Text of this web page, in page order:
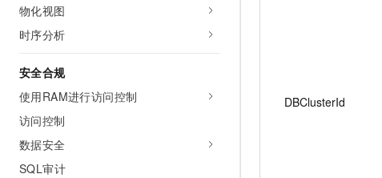
物化视图
时序分析
安全合规
使用RAM进行访问控制
访问控制
数据安全
SQL审计
DBClusterId